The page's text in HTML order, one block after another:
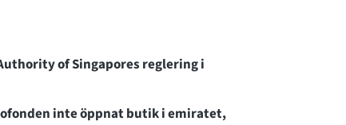
of Singapores reglering i
inte öppnat butik i emiratet,